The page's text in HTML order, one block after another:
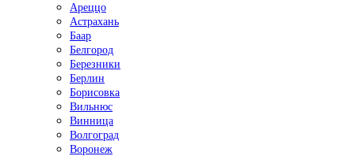
Ареццо
Астрахань
Баар
Белгород
Березники
Берлин
Борисовка
Вильнюс
Винница
Волгоград
Воронеж